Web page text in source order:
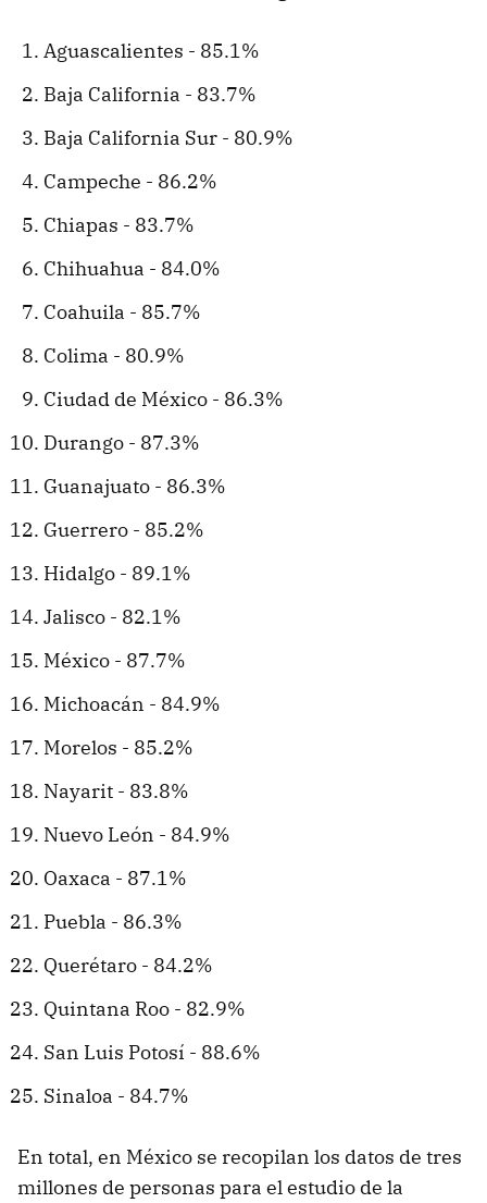
Aguascalientes - 85.1%
Baja California - 83.7%
Baja California Sur - 80.9%
Campeche - 86.2%
Chiapas - 83.7%
Chihuahua - 84.0%
Coahuila - 85.7%
Colima - 80.9%
Ciudad de México - 86.3%
Durango - 87.3%
Guanajuato - 86.3%
Guerrero - 85.2%
Hidalgo - 89.1%
Jalisco - 82.1%
México - 87.7%
Michoacán - 84.9%
Morelos - 85.2%
Nayarit - 83.8%
Nuevo León - 84.9%
Oaxaca - 87.1%
Puebla - 86.3%
Querétaro - 84.2%
Quintana Roo - 82.9%
San Luis Potosí - 88.6%
Sinaloa - 84.7%
En total, en México se recopilan los datos de tres
millones de personas para el estudio de la